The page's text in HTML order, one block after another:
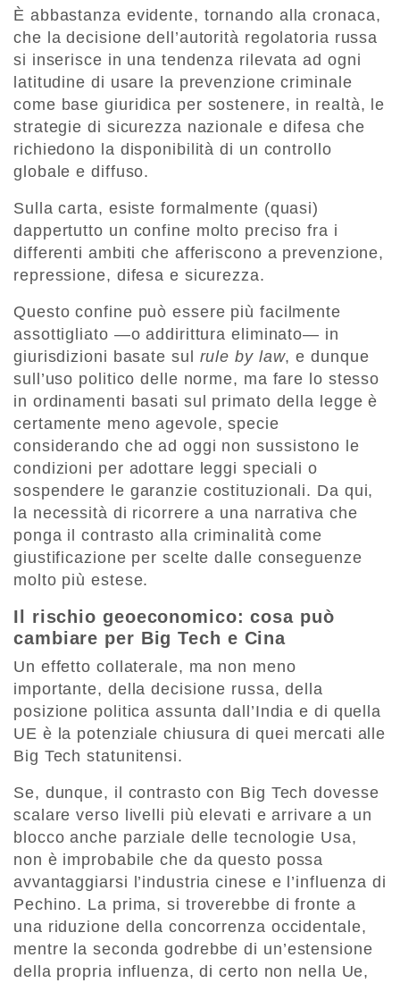
È abbastanza evidente, tornando alla cronaca,
che la decisione dell’autorità regolatoria russa
si inserisce in una tendenza rilevata ad ogni
latitudine di usare la prevenzione criminale
come base giuridica per sostenere, in realtà, le
strategie di sicurezza nazionale e difesa che
richiedono la disponibilità di un controllo
globale e diffuso.
Sulla carta, esiste formalmente (quasi)
dappertutto un confine molto preciso fra i
differenti ambiti che afferiscono a prevenzione,
repressione, difesa e sicurezza.
Questo confine può essere più facilmente
assottigliato —o addirittura eliminato— in
giurisdizioni basate sul rule by law, e dunque
sull’uso politico delle norme, ma fare lo stesso
in ordinamenti basati sul primato della legge è
certamente meno agevole, specie
considerando che ad oggi non sussistono le
condizioni per adottare leggi speciali o
sospendere le garanzie costituzionali. Da qui,
la necessità di ricorrere a una narrativa che
ponga il contrasto alla criminalità come
giustificazione per scelte dalle conseguenze
molto più estese.
Il rischio geoeconomico: cosa può
cambiare per Big Tech e Cina
Un effetto collaterale, ma non meno
importante, della decisione russa, della
posizione politica assunta dall’India e di quella
UE è la potenziale chiusura di quei mercati alle
Big Tech statunitensi.
Se, dunque, il contrasto con Big Tech dovesse
scalare verso livelli più elevati e arrivare a un
blocco anche parziale delle tecnologie Usa,
non è improbabile che da questo possa
avvantaggiarsi l’industria cinese e l’influenza di
Pechino. La prima, si troverebbe di fronte a
una riduzione della concorrenza occidentale,
mentre la seconda godrebbe di un’estensione
della propria influenza, di certo non nella Ue,